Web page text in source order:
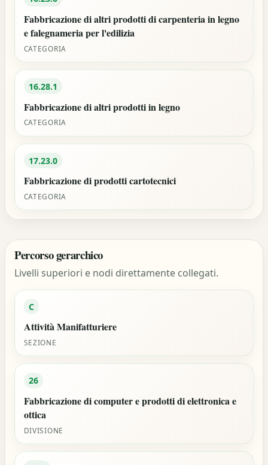
Fabbricazione di altri prodotti di carpenteria in legno
e falegnameria per l'edilizia
CATEGORIA
16.28.1
Fabbricazione di altri prodotti in legno
CATEGORIA
17.23.0
Fabbricazione di prodotti cartotecnici
CATEGORIA
Percorso gerarchico
Livelli superiori e nodi direttamente collegati.
C
Attività Manifatturiere
SEZIONE
26
Fabbricazione di computer e prodotti di elettronica e
ottica
DIVISIONE